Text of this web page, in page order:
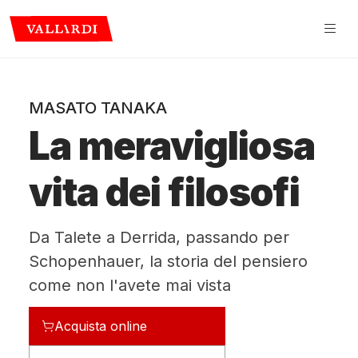
MASATO TANAKA
La meravigliosa
vita dei filosofi
Da Talete a Derrida, passando per
Schopenhauer, la storia del pensiero
come non l'avete mai vista
Acquista online